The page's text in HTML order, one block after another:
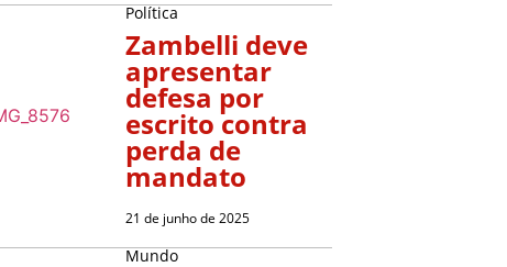
Política
Zambelli deve
apresentar
defesa por
escrito contra
perda de
mandato
21 de junho de 2025
Mundo